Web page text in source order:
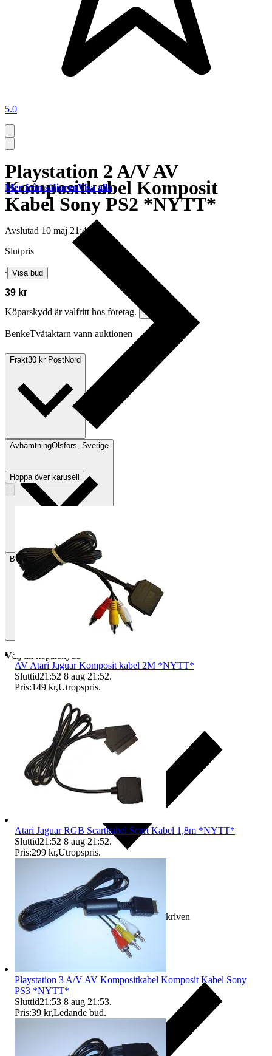
5.0
Playstation 2 A/V AV
Kompositkabel Komposit
Kabel Sony PS2 *NYTT*
Avslutad 10 maj 21:49
Slutpris
∙ Visa bud
39 kr
Köparskydd är valfritt hos företag.
Läs mer
BenkeTvåtaktarn vann auktionen
Frakt30 kr PostNord
AvhämtningOlsfors, Sverige
BetalningVia Tradera
Välj till köparskydd
Ersättning om varan inte är som beskriven
Mer från säljarenVisa alla
Hoppa över karusell
AV Atari Jaguar Komposit kabel 2M *NYTT*
Sluttid21:52 8 aug 21:52.
Pris:149 kr,Utropspris.
Atari Jaguar RGB Scartkabel Scart Kabel 1,8m *NYTT*
Sluttid21:52 8 aug 21:52.
Pris:299 kr,Utropspris.
Playstation 3 A/V AV Kompositkabel Komposit Kabel Sony
PS3 *NYTT*
Sluttid21:53 8 aug 21:53.
Pris:39 kr,Ledande bud.